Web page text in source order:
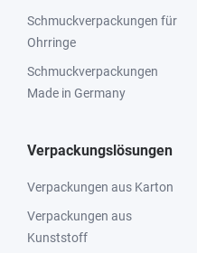
Schmuckverpackungen für
Ohrringe
Schmuckverpackungen
Made in Germany
Verpackungslösungen
Verpackungen aus Karton
Verpackungen aus
Kunststoff